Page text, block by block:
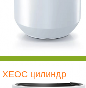
ХЕОС цилиндр